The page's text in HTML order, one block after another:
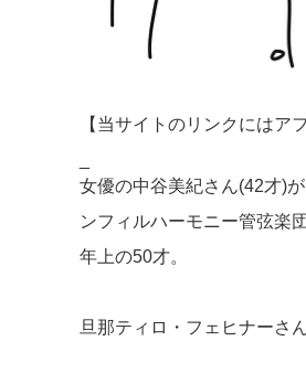
【当サイトのリンクにはア
女優の中谷美紀さん(42才)
ンフィルハーモニー管弦楽
年上の50才。
旦那ティロ・フェヒナーさ